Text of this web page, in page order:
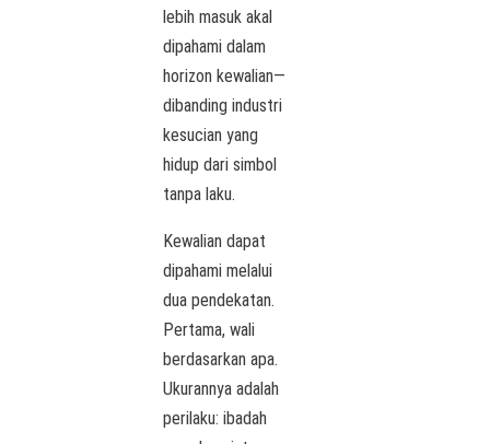
lebih masuk akal
dipahami dalam
horizon kewalian—
dibanding industri
kesucian yang
hidup dari simbol
tanpa laku.
Kewalian dapat
dipahami melalui
dua pendekatan.
Pertama, wali
berdasarkan apa.
Ukurannya adalah
perilaku: ibadah